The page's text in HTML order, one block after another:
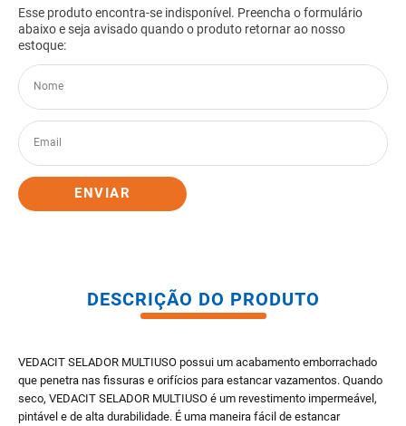
ENVIAR
DESCRIÇÃO DO PRODUTO
VEDACIT SELADOR MULTIUSO possui um acabamento emborrachado
que penetra nas fissuras e orifícios para estancar vazamentos. Quando
seco, VEDACIT SELADOR MULTIUSO é um revestimento impermeável,
pintável e de alta durabilidade. É uma maneira fácil de estancar
8º gabinete banheiro
9º
10º